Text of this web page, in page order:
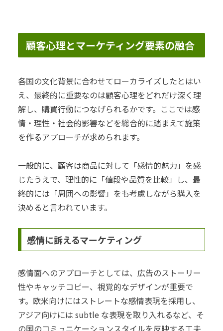
顧客心理とマーケティング要素の融合
各国の文化背景に合わせてローカライズしたとはい
え、最終的に重要なのは顧客心理をどれだけ深く理
解し、購買行動につなげられるかです。ここでは感
情・理性・社会的影響などを総合的に踏まえて施策
を作るアプローチが求められます。
一般的に、顧客は商品に対して「感情的魅力」を感
じたうえで、理性的に「値段や品質を比較」し、最
終的には「周囲への影響」をも考慮しながら購入を
決めると言われています。
感情に訴えるマーケティング
感情面へのアプローチとしては、広告のストーリー
性やキャッチコピー、視覚的なデザインが重要で
す。欧米向けにはストレートな感情表現を採用し、
アジア向けには subtle な表現を取り入れるなど、そ
の国のコミュニケーションスタイルを反映する工夫